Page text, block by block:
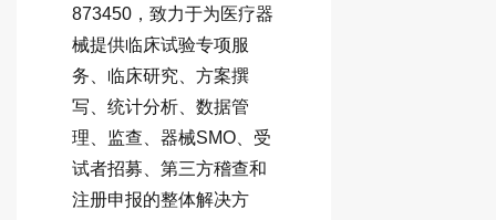
873450，致力于为医疗器
械提供临床试验专项服
务、临床研究、方案撰
写、统计分析、数据管
理、监查、器械SMO、受
试者招募、第三方稽查和
注册申报的整体解决方